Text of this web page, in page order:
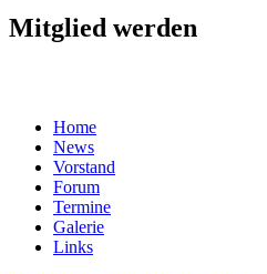
Mitglied werden
Home
News
Vorstand
Forum
Termine
Galerie
Links